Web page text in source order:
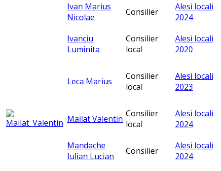
Ivan Marius
Nicolae
Consilier
Alesi locali
2024
Ivanciu
Luminita
Consilier
local
Alesi locali
2020
Leca Marius
Consilier
local
Alesi locali
2023
Mailat Valentin Consilier
local
Alesi locali
2024
Mandache
Iulian Lucian
Consilier
Alesi locali
2024